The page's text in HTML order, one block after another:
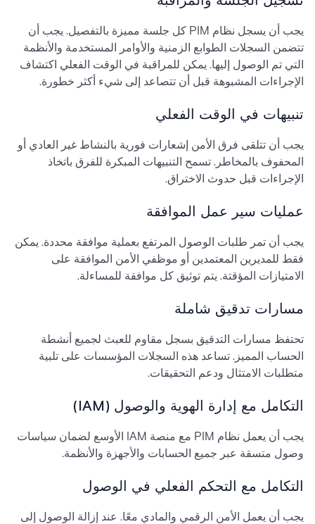
يجب أن يسجل نظام PIM كل جلسة مميزة بالتفصيل. يجب أن
تتضمن السجلات الطوابع الزمنية والأوامر المستخدمة والأنظمة
التي تم الوصول إليها. يمكن للمراقبة في الوقت الفعلي اكتشاف
الإجراءات المشبوهة قبل أن تتصاعد إلى شيء أكثر خطورة.
تنبيهات في الوقت الفعلي
يجب أن تتلقى فرق الأمن إشعارات فورية بالنشاط غير العادي أو
المحفوف بالمخاطر. تسمح التنبيهات المبكرة للفرق باتخاذ
الإجراءات قبل حدوث الاختراق.
عمليات سير عمل الموافقة
يجب أن تمر طلبات الوصول المرتفع بعملية موافقة محددة. يمكن
فقط للمديرين المعتمدين أو موظفي الأمن الموافقة على
الامتيازات المؤقتة. يتم توثيق كل موافقة للمساءلة.
مسارات تدقيق شاملة
تحتفظ مسارات التدقيق بسجل مقاوم للعبث لجميع أنشطة
الحساب المميز. تساعد هذه السجلات المؤسسات على تلبية
متطلبات الامتثال ودعم التحقيقات.
التكامل مع إدارة الهوية والوصول (IAM)
يجب أن يعمل نظام PIM مع منصة IAM الأوسع لضمان سياسات
وصول متسقة عبر جميع الحسابات والأجهزة والأنظمة.
التكامل مع التحكم الفعلي في الوصول
يجب أن يعمل الأمن الرقمي والمادي معًا. عند إزالة الوصول إلى